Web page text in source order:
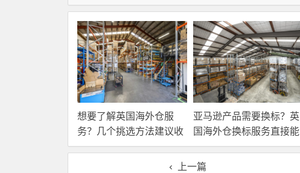
想要了解英国海外仓服
务？几个挑选方法建议收
藏！
亚马逊产品需要换标？英
国海外仓换标服务直接能
高效解决！
上一篇